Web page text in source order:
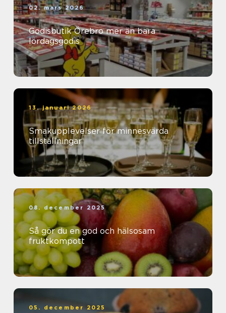
02. mars 2026
Godisbutik Örebro mer än bara
lördagsgodis
13. januari 2026
Smakupplevelser för minnesvärda
tillställningar
08. december 2025
Så gör du en god och hälsosam
fruktkompott
05. december 2025